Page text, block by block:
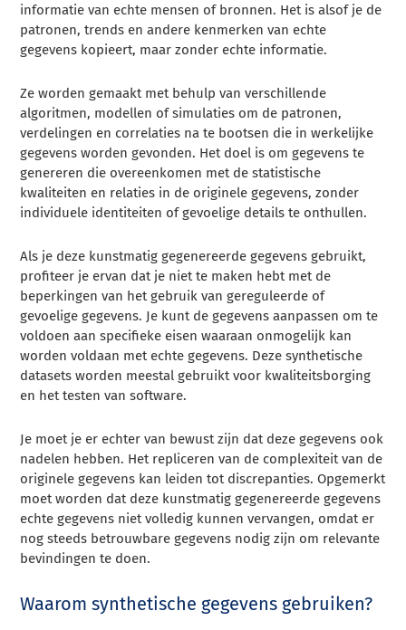
informatie van echte mensen of bronnen. Het is alsof je de
patronen, trends en andere kenmerken van echte
gegevens kopieert, maar zonder echte informatie.
Ze worden gemaakt met behulp van verschillende
algoritmen, modellen of simulaties om de patronen,
verdelingen en correlaties na te bootsen die in werkelijke
gegevens worden gevonden. Het doel is om gegevens te
genereren die overeenkomen met de statistische
kwaliteiten en relaties in de originele gegevens, zonder
individuele identiteiten of gevoelige details te onthullen.
Als je deze kunstmatig gegenereerde gegevens gebruikt,
profiteer je ervan dat je niet te maken hebt met de
beperkingen van het gebruik van gereguleerde of
gevoelige gegevens. Je kunt de gegevens aanpassen om te
voldoen aan specifieke eisen waaraan onmogelijk kan
worden voldaan met echte gegevens. Deze synthetische
datasets worden meestal gebruikt voor kwaliteitsborging
en het testen van software.
Je moet je er echter van bewust zijn dat deze gegevens ook
nadelen hebben. Het repliceren van de complexiteit van de
originele gegevens kan leiden tot discrepanties. Opgemerkt
moet worden dat deze kunstmatig gegenereerde gegevens
echte gegevens niet volledig kunnen vervangen, omdat er
nog steeds betrouwbare gegevens nodig zijn om relevante
bevindingen te doen.
Waarom synthetische gegevens gebruiken?